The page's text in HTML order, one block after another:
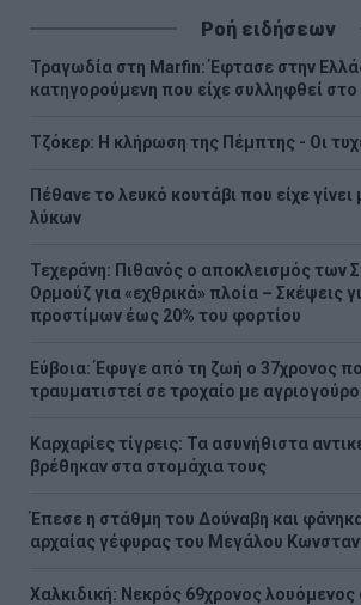
Ροή ειδήσεων
Τραγωδία στη Marfin: Έφτασε στην
κατηγορούμενη που είχε συλληφθεί στο
Τζόκερ: Η κλήρωση της Πέμπτης - Οι
Πέθανε το λευκό κουτάβι που είχε
λύκων
Τεχεράνη: Πιθανός ο αποκλεισμός των
Ορμούζ για «εχθρικά» πλοία – Σκέψεις
προστίμων έως 20% του φορτίου
Εύβοια: Έφυγε από τη ζωή ο 37χρονος
τραυματιστεί σε τροχαίο με
Καρχαρίες τίγρεις: Τα ασυνήθιστα
βρέθηκαν στα στομάχια τους
Έπεσε η στάθμη του Δούναβη και
αρχαίας γέφυρας του Μεγάλου
Χαλκιδική: Νεκρός 69χρονος λουόμενος